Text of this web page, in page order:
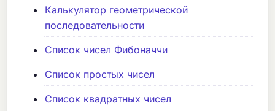
Калькулятор геометрической
последовательности
Список чисел Фибоначчи
Список простых чисел
Список квадратных чисел